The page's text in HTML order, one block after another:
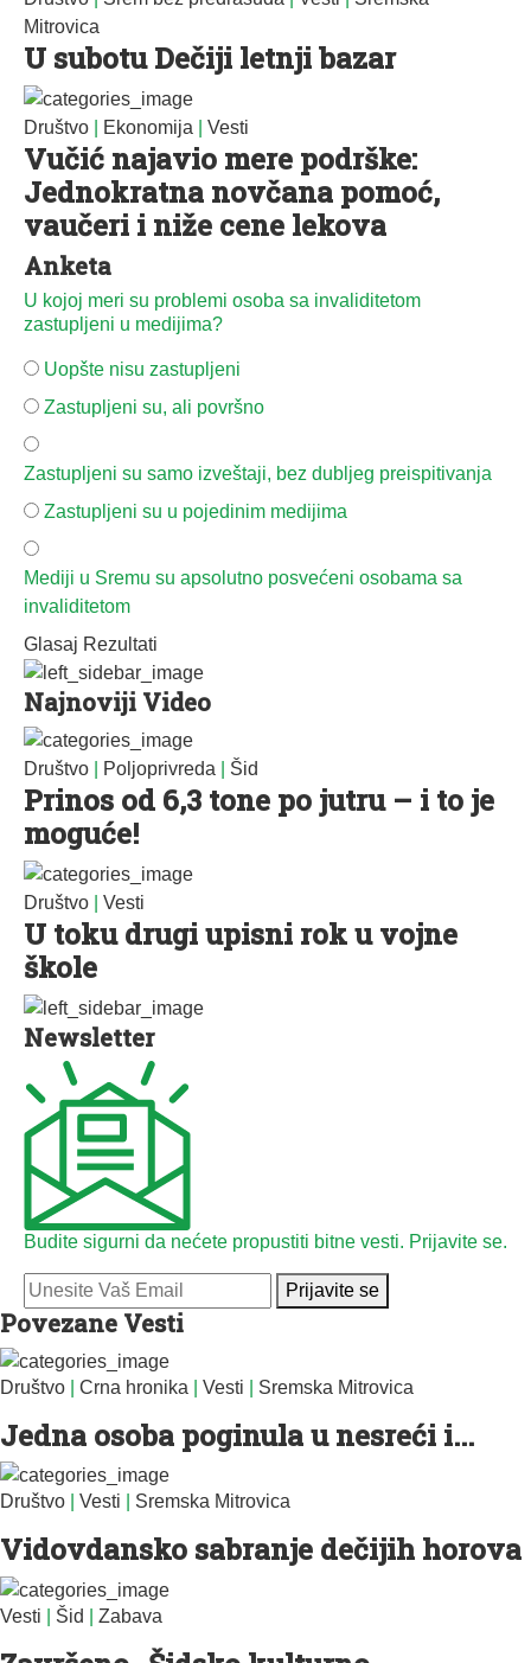
Mitrovica
U subotu Dečiji letnji bazar
Društvo Ekonomija Vesti
Vučić najavio mere podrške:
Jednokratna novčana pomoć,
vaučeri i niže cene lekova
Anketa
U kojoj meri su problemi osoba sa invaliditetom
zastupljeni u medijima?
Uopšte nisu zastupljeni
Zastupljeni su, ali površno
Zastupljeni su samo izveštaji, bez dubljeg preispitivanja
Zastupljeni su u pojedinim medijima
Mediji u Sremu su apsolutno posvećeni osobama sa
invaliditetom
Glasaj Rezultati
Najnoviji Video
Društvo Poljoprivreda Šid
Prinos od 6,3 tone po jutru – i to je
moguće!
Društvo Vesti
U toku drugi upisni rok u vojne
škole
Newsletter
Budite sigurni da nećete propustiti bitne vesti. Prijavite se.
Prijavite se
Povezane Vesti
Društvo Crna hronika Vesti Sremska Mitrovica
Jedna osoba poginula u nesreći i...
Društvo Vesti Sremska Mitrovica
Vidovdansko sabranje dečijih horova
Vesti Šid Zabava